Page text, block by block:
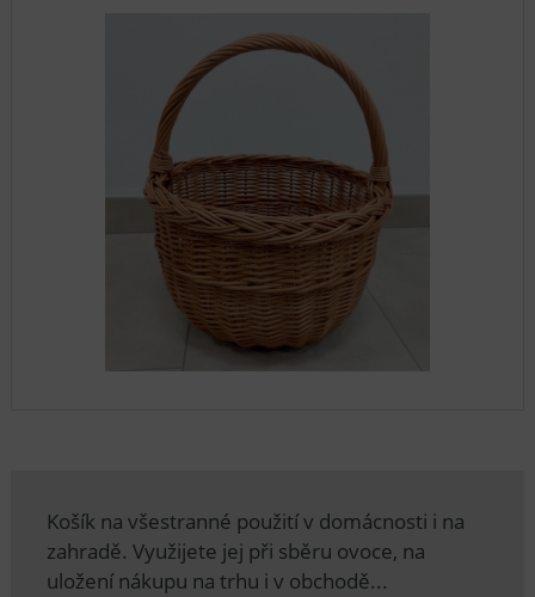
Košík na všestranné použití v domácnosti i na
zahradě. Využijete jej při sběru ovoce, na
uložení nákupu na trhu i v obchodě...